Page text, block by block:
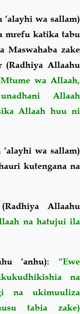
wa sallam)
mrefu katika tabu
Maswahaba zake
(Radhiya Allaahu
wa Allaah,
Allaah
Allaah huu ni
wa sallam)
kutengana na
Allaahu
na hatujui ila
‘anhu): “Ewe
na
na ukimuuliza
tabia zake)